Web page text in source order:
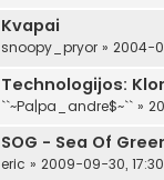
Kvapai
snoopy_pryor » 2004-
Technologijos:
``~Pa|pa_andre$~`` »
SOG - Sea Of
eric » 2009-09-30, 17:30